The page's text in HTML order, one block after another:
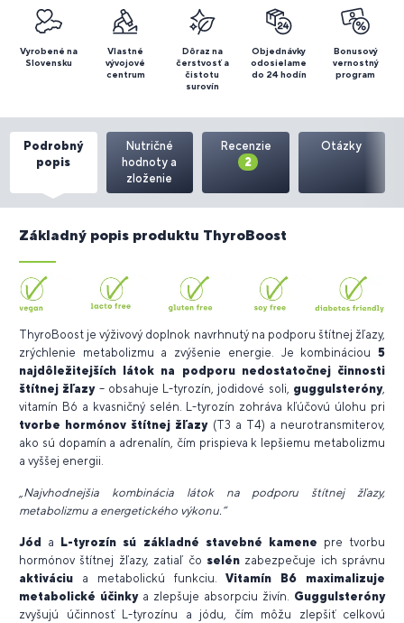
Vyrobené na
Slovensku
Vlastné
vývojové
centrum
Dôraz na
čerstvosť a
čistotu
surovín
Objednávky
odosielame
do 24 hodín
Bonusový
vernostný
program
Podrobný
popis
Nutričné
hodnoty a
zloženie
Recenzie
2
Otázky
Základný popis produktu ThyroBoost
ThyroBoost je výživový doplnok navrhnutý na podporu štítnej žľazy,
zrýchlenie metabolizmu a zvýšenie energie. Je kombináciou 5
najdôležitejších látok na podporu nedostatočnej činnosti
štítnej žľazy– obsahuje L-tyrozín, jodidové soli, guggulsteróny,
vitamín B6 a kvasničný selén. L-tyrozín zohráva kľúčovú úlohu pri
tvorbe hormónov štítnej žľazy(T3 a T4) a neurotransmiterov,
ako sú dopamín a adrenalín, čím prispieva k lepšiemu metabolizmu
a vyššej energii.
„Najvhodnejšia kombinácia látok na podporu štítnej žľazy,
metabolizmu a energetického výkonu.“
Jód a L-tyrozín sú základné stavebné kamene pre tvorbu
hormónov štítnej žľazy, zatiaľ čo selénzabezpečuje ich správnu
aktiváciu a metabolickú funkciu.Vitamín B6
maximalizuje
metabolické účinkya zlepšuje absorpciu živín. Guggulsteróny
zvyšujú účinnosť L-tyrozínu a jódu, čím môžu zlepšiť celkovú